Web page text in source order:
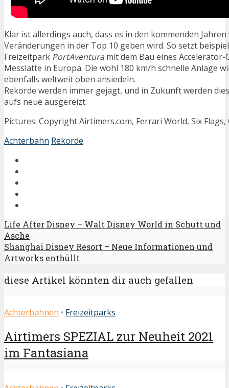
Klar ist allerdings auch, dass es in den kommenden
Veränderungen in der Top 10 geben wird. So setzt
Freizeitpark PortAventura mit dem Bau eines
Messlatte in Europa. Die wohl 180 km/h schnelle Anlage
ebenfalls weltweit oben ansiedeln.
Rekorde werden immer gejagt, und in Zukunft werden
aufs neue ausgereizt.
Pictures: Copyright Airtimers.com, Ferrari World, Six Flags,
Achterbahn Rekorde
Life After Disney – Walt Disney World in Schutt und
Asche
Shanghai Disney Resort – Neue Informationen und
Artworks enthüllt
diese Artikel könnten dir auch gefallen
Achterbahnen • Freizeitparks
Airtimers SPEZIAL zur Neuheit 2021
im Fantasiana